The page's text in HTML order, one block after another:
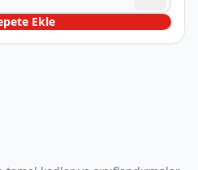
Ekle